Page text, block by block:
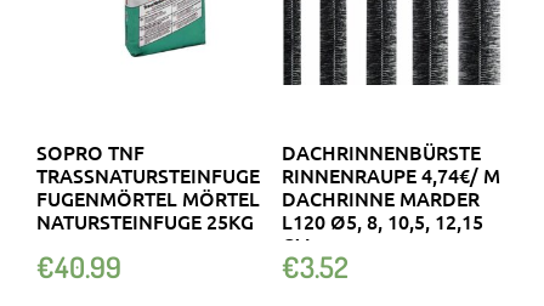
SOPRO TNF
TRASSNATURSTEINFUGE
FUGENMÖRTEL MÖRTEL
NATURSTEINFUGE 25KG
€40.99
DACHRINNENBÜRSTE
RINNENRAUPE 4,74€/ M
DACHRINNE MARDER
L120 Ø5, 8, 10,5, 12,15
CM
€3.52